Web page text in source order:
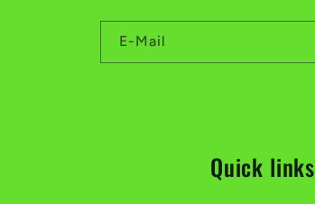
E-Mail
Quick links